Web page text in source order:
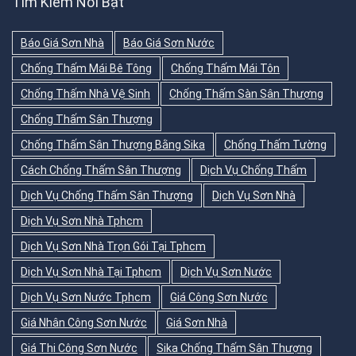
Báo Giá Sơn Nhà
Báo Giá Sơn Nước
Chống Thấm Mái Bê Tông
Chống Thấm Mái Tôn
Chống Thấm Nhà Vệ Sinh
Chống Thấm Sàn Sân Thượng
Chống Thấm Sân Thượng
Chống Thấm Sân Thượng Bằng Sika
Chống Thấm Tường
Cách Chống Thấm Sân Thượng
Dịch Vụ Chống Thấm
Dịch Vụ Chống Thấm Sân Thượng
Dịch Vụ Sơn Nhà
Dịch Vụ Sơn Nhà Tphcm
Dịch Vụ Sơn Nhà Trọn Gói Tại Tphcm
Dịch Vụ Sơn Nhà Tại Tphcm
Dịch Vụ Sơn Nước
Dịch Vụ Sơn Nước Tphcm
Giá Công Sơn Nước
Giá Nhân Công Sơn Nước
Giá Sơn Nhà
Giá Thi Công Sơn Nước
Sika Chống Thấm Sân Thượng